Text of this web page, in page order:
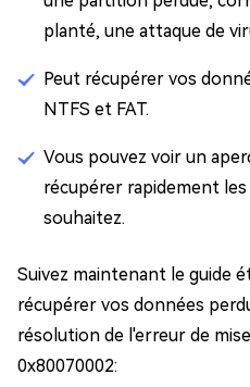
planté, une attaque de
Peut récupérer vos
NTFS et FAT.
Vous pouvez voir un
récupérer rapidement
souhaitez.
Suivez maintenant le guide
récupérer vos données
résolution de l'erreur de
0x80070002: